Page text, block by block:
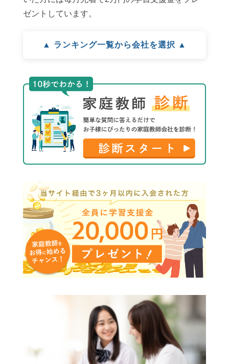
ゼントしています。
▲ ランキング一覧から会社を選択 ▲